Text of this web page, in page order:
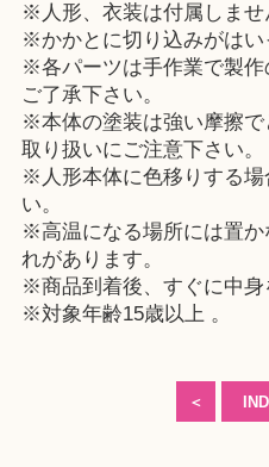
※人形、衣装は付属しませ
※かかとに切り込みがはい
※各パーツは手作業で製作
ご了承下さい。
※本体の塗装は強い摩擦
取り扱いにご注意下さい。
※人形本体に色移りする場
い。
※高温になる場所には置
れがあります。
※商品到着後、すぐに中身
※対象年齢15歳以上 。
＜